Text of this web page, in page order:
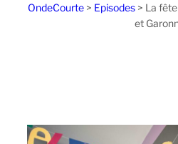
OndeCourte > Episodes > La
et